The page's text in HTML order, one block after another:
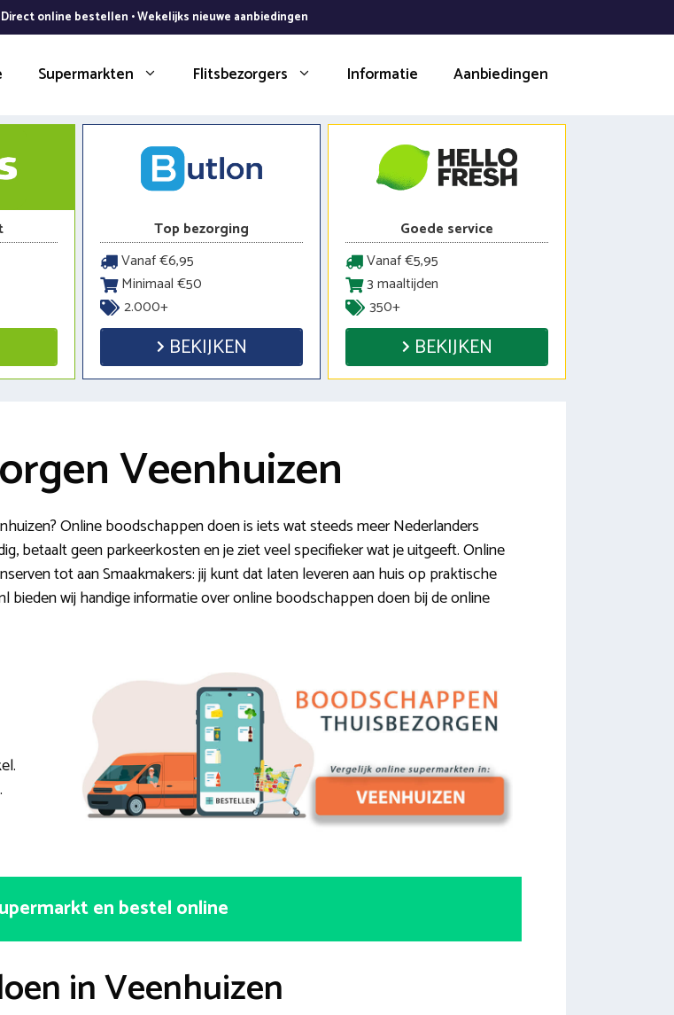
online bestellen • Wekelijks nieuwe aanbiedingen
Supermarkten Flitsbezorgers Informatie Aanbiedingen
Top bezorging
Vanaf €6,95
Minimaal €50
2.000+
BEKIJKEN
Goede service
Vanaf €5,95
3 maaltijden
350+
BEKIJKEN
Veenhuizen
Online boodschappen doen is iets wat steeds meer Nederlanders
betaalt geen parkeerkosten en je ziet veel specifieker wat je uitgeeft. Online
tot aan Smaakmakers: jij kunt dat laten leveren aan huis op praktische
bieden wij handige informatie over online boodschappen doen bij de online
en bestel online
in Veenhuizen